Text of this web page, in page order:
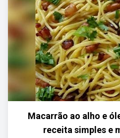
Macarrão ao alho e
receita simples e